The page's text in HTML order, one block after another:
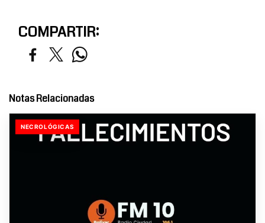
COMPARTIR:
Notas Relacionadas
NECROLÓGICAS